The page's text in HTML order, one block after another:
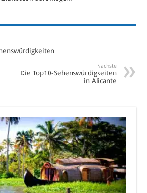
Nächste
Die Top10-Sehenswürdigkeiten
in Alicante